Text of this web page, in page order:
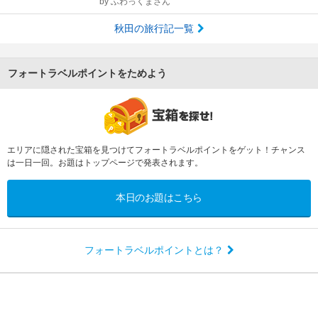
秋田の旅行記一覧
フォートラベルポイントをためよう
エリアに隠された宝箱を見つけてフォートラベルポイントをゲット！チャンス
は一日一回。お題はトップページで発表されます。
本日のお題はこちら
フォートラベルポイントとは？